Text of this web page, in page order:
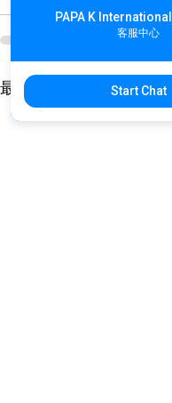
最新文章
PAPA K
客服中心
Start Chat